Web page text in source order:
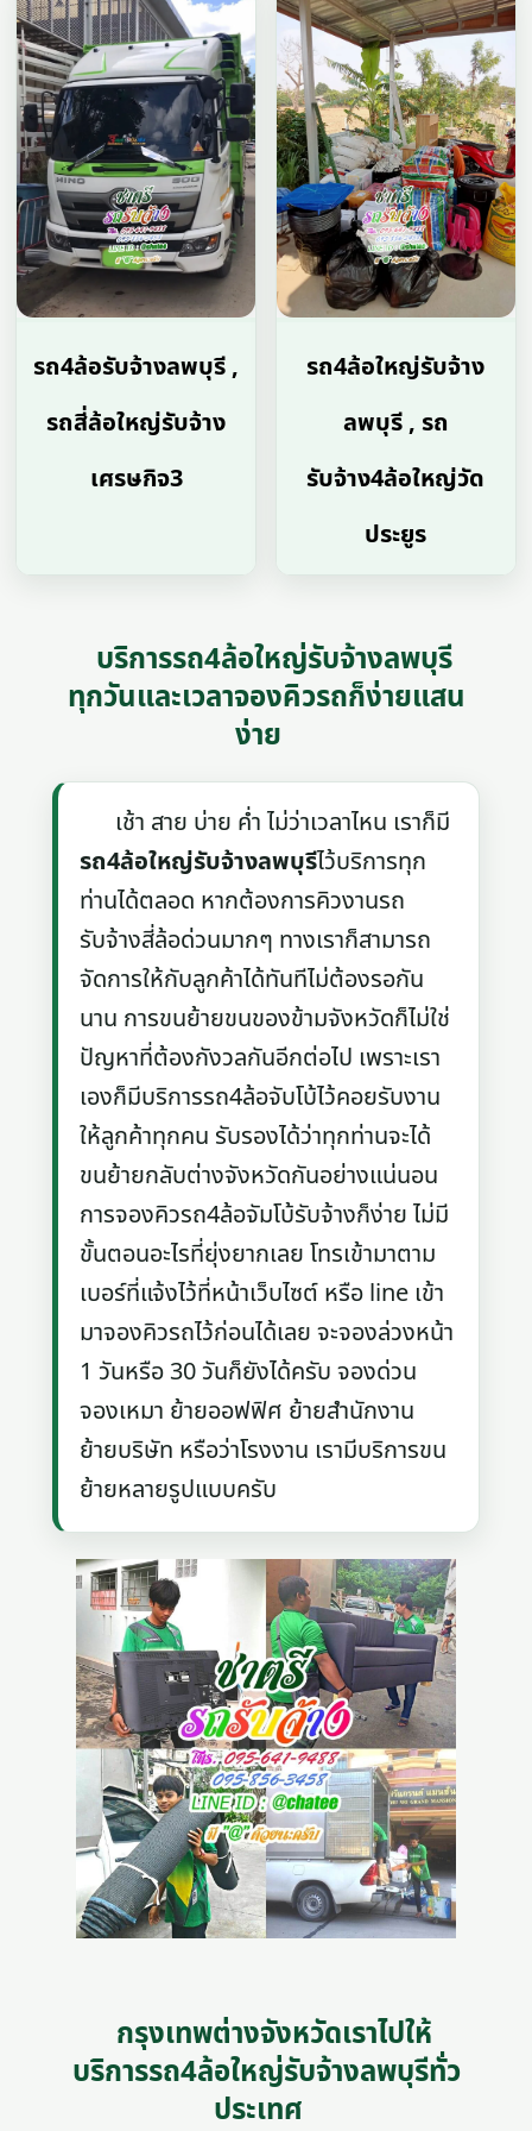
รถ4ล้อรับจ้างลพบุรี ,
รถสี่ล้อใหญ่รับจ้าง
เศรษกิจ3
รถ4ล้อใหญ่รับจ้าง
ลพบุรี , รถ
รับจ้าง4ล้อใหญ่วัด
ประยูร
บริการรถ4ล้อใหญ่รับจ้างลพบุรี
ทุกวันและเวลาจองคิวรถก็ง่ายแสน
ง่าย
เช้า สาย บ่าย ค่ำ ไม่ว่าเวลาไหน เราก็มี
รถ4ล้อใหญ่รับจ้างลพบุรีไว้บริการทุก
ท่านได้ตลอด หากต้องการคิวงานรถ
รับจ้างสี่ล้อด่วนมากๆ ทางเราก็สามารถ
จัดการให้กับลูกค้าได้ทันทีไม่ต้องรอกัน
นาน การขนย้ายขนของข้ามจังหวัดก็ไม่ใช่
ปัญหาที่ต้องกังวลกันอีกต่อไป เพราะเรา
เองก็มีบริการรถ4ล้อจับโบ้ไว้คอยรับงาน
ให้ลูกค้าทุกคน รับรองได้ว่าทุกท่านจะได้
ขนย้ายกลับต่างจังหวัดกันอย่างแน่นอน
การจองคิวรถ4ล้อจัมโบ้รับจ้างก็ง่าย ไม่มี
ขั้นตอนอะไรที่ยุ่งยากเลย โทรเข้ามาตาม
เบอร์ที่แจ้งไว้ที่หน้าเว็บไซต์ หรือ line เข้า
มาจองคิวรถไว้ก่อนได้เลย จะจองล่วงหน้า
1 วันหรือ 30 วันก็ยังได้ครับ จองด่วน
จองเหมา ย้ายออฟฟิศ ย้ายสำนักงาน
ย้ายบริษัท หรือว่าโรงงาน เรามีบริการขน
ย้ายหลายรูปแบบครับ
กรุงเทพต่างจังหวัดเราไปให้
บริการรถ4ล้อใหญ่รับจ้างลพบุรีทั่ว
ประเทศ